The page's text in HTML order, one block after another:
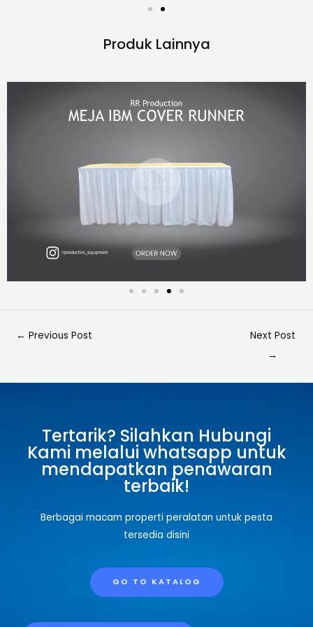
Produk Lainnya
← Previous Post
Next Post
→
Tertarik? Silahkan Hubungi
Kami melalui whatsapp untuk
mendapatkan penawaran
terbaik!
Berbagai macam properti peralatan untuk pesta
tersedia disini
GO TO KATALOG